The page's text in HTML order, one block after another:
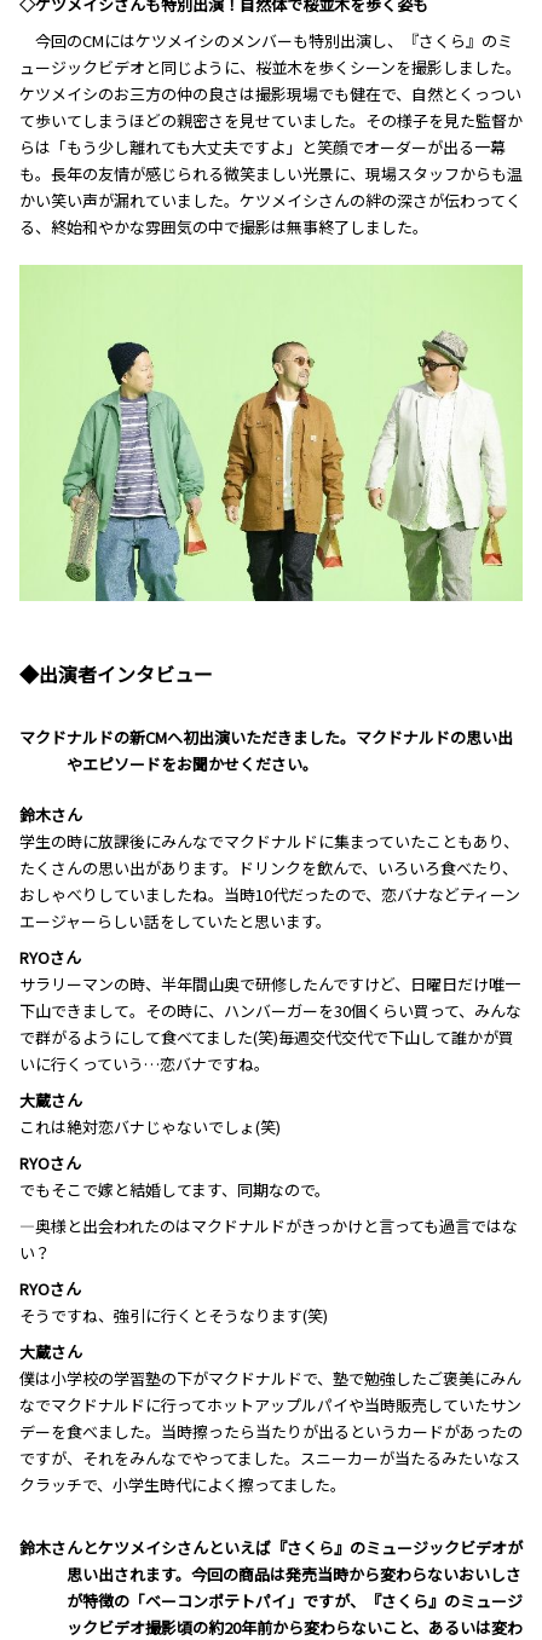
◇ケツメイシさんも特別出演！自然体で桜並木を歩く姿も
今回のCMにはケツメイシのメンバーも特別出演し、『さくら』のミ
ュージックビデオと同じように、桜並木を歩くシーンを撮影しました。
ケツメイシのお三方の仲の良さは撮影現場でも健在で、自然とくっつい
て歩いてしまうほどの親密さを見せていました。その様子を見た監督か
らは「もう少し離れても大丈夫ですよ」と笑顔でオーダーが出る一幕
も。長年の友情が感じられる微笑ましい光景に、現場スタッフからも温
かい笑い声が漏れていました。ケツメイシさんの絆の深さが伝わってく
る、終始和やかな雰囲気の中で撮影は無事終了しました。
◆出演者インタビュー
―――マクドナルドの新CMへ初出演いただきました。マクドナルドの思い出
やエピソードをお聞かせください。
鈴木さん
学生の時に放課後にみんなでマクドナルドに集まっていたこともあり、
たくさんの思い出があります。ドリンクを飲んで、いろいろ食べたり、
おしゃべりしていましたね。当時10代だったので、恋バナなどティーン
エージャーらしい話をしていたと思います。
RYOさん
サラリーマンの時、半年間山奥で研修したんですけど、日曜日だけ唯一
下山できまして。その時に、ハンバーガーを30個くらい買って、みんな
で群がるようにして食べてました(笑)毎週交代交代で下山して誰かが買
いに行くっていう…恋バナですね。
大蔵さん
これは絶対恋バナじゃないでしょ(笑)
RYOさん
でもそこで嫁と結婚してます、同期なので。
―奥様と出会われたのはマクドナルドがきっかけと言っても過言ではな
い？
RYOさん
そうですね、強引に行くとそうなります(笑)
大蔵さん
僕は小学校の学習塾の下がマクドナルドで、塾で勉強したご褒美にみん
なでマクドナルドに行ってホットアップルパイや当時販売していたサン
デーを食べました。当時擦ったら当たりが出るというカードがあったの
ですが、それをみんなでやってました。スニーカーが当たるみたいなス
クラッチで、小学生時代によく擦ってました。
―――鈴木さんとケツメイシさんといえば『さくら』のミュージックビデオが
思い出されます。今回の商品は発売当時から変わらないおいしさ
が特徴の「ベーコンポテトパイ」ですが、『さくら』のミュージ
ックビデオ撮影頃の約20年前から変わらないこと、あるいは変わ